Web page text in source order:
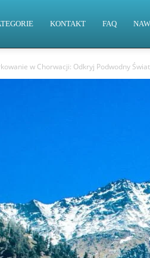
KONTAKT FAQ
w Chorwacji: Odkryj Podwodny